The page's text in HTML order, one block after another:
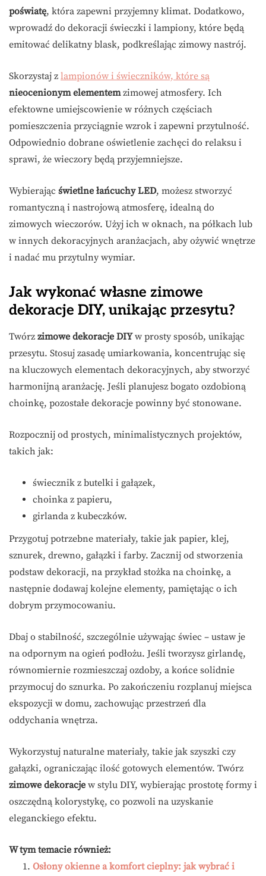
poświatę, która zapewni przyjemny klimat. Dodatkowo,
wprowadź do dekoracji świeczki i lampiony, które będą
emitować delikatny blask, podkreślając zimowy nastrój.
Skorzystaj z lampionów i świeczników, które są
nieocenionym elementemzimowej atmosfery. Ich
efektowne umiejscowienie w różnych częściach
pomieszczenia przyciągnie wzrok i zapewni przytulność.
Odpowiednio dobrane oświetlenie zachęci do relaksu i
sprawi, że wieczory będą przyjemniejsze.
Wybierając świetlne łańcuchy LED, możesz stworzyć
romantyczną i nastrojową atmosferę, idealną do
zimowych wieczorów. Użyj ich w oknach, na półkach lub
w innych dekoracyjnych aranżacjach, aby ożywić wnętrze
i nadać mu przytulny wymiar.
Jak wykonać własne zimowe
dekoracje DIY, unikając przesytu?
Twórz zimowe dekoracje DIYw prosty sposób, unikając
przesytu. Stosuj zasadę umiarkowania, koncentrując się
na kluczowych elementach dekoracyjnych, aby stworzyć
harmonijną aranżację. Jeśli planujesz bogato ozdobioną
choinkę, pozostałe dekoracje powinny być stonowane.
Rozpocznij od prostych, minimalistycznych projektów,
takich jak:
świecznik z butelki i gałązek,
choinka z papieru,
girlanda z kubeczków.
Przygotuj potrzebne materiały, takie jak papier, klej,
sznurek, drewno, gałązki i farby. Zacznij od stworzenia
podstaw dekoracji, na przykład stożka na choinkę, a
następnie dodawaj kolejne elementy, pamiętając o ich
dobrym przymocowaniu.
Dbaj o stabilność, szczególnie używając świec – ustaw je
na odpornym na ogień podłożu. Jeśli tworzysz girlandę,
równomiernie rozmieszczaj ozdoby, a końce solidnie
przymocuj do sznurka. Po zakończeniu rozplanuj miejsca
ekspozycji w domu, zachowując przestrzeń dla
oddychania wnętrza.
Wykorzystuj naturalne materiały, takie jak szyszki czy
gałązki, ograniczając ilość gotowych elementów. Twórz
zimowe dekoracje w stylu DIY, wybierając prostotę formy i
oszczędną kolorystykę, co pozwoli na uzyskanie
eleganckiego efektu.
W tym temacie również:
Osłony okienne a komfort cieplny: jak wybrać i